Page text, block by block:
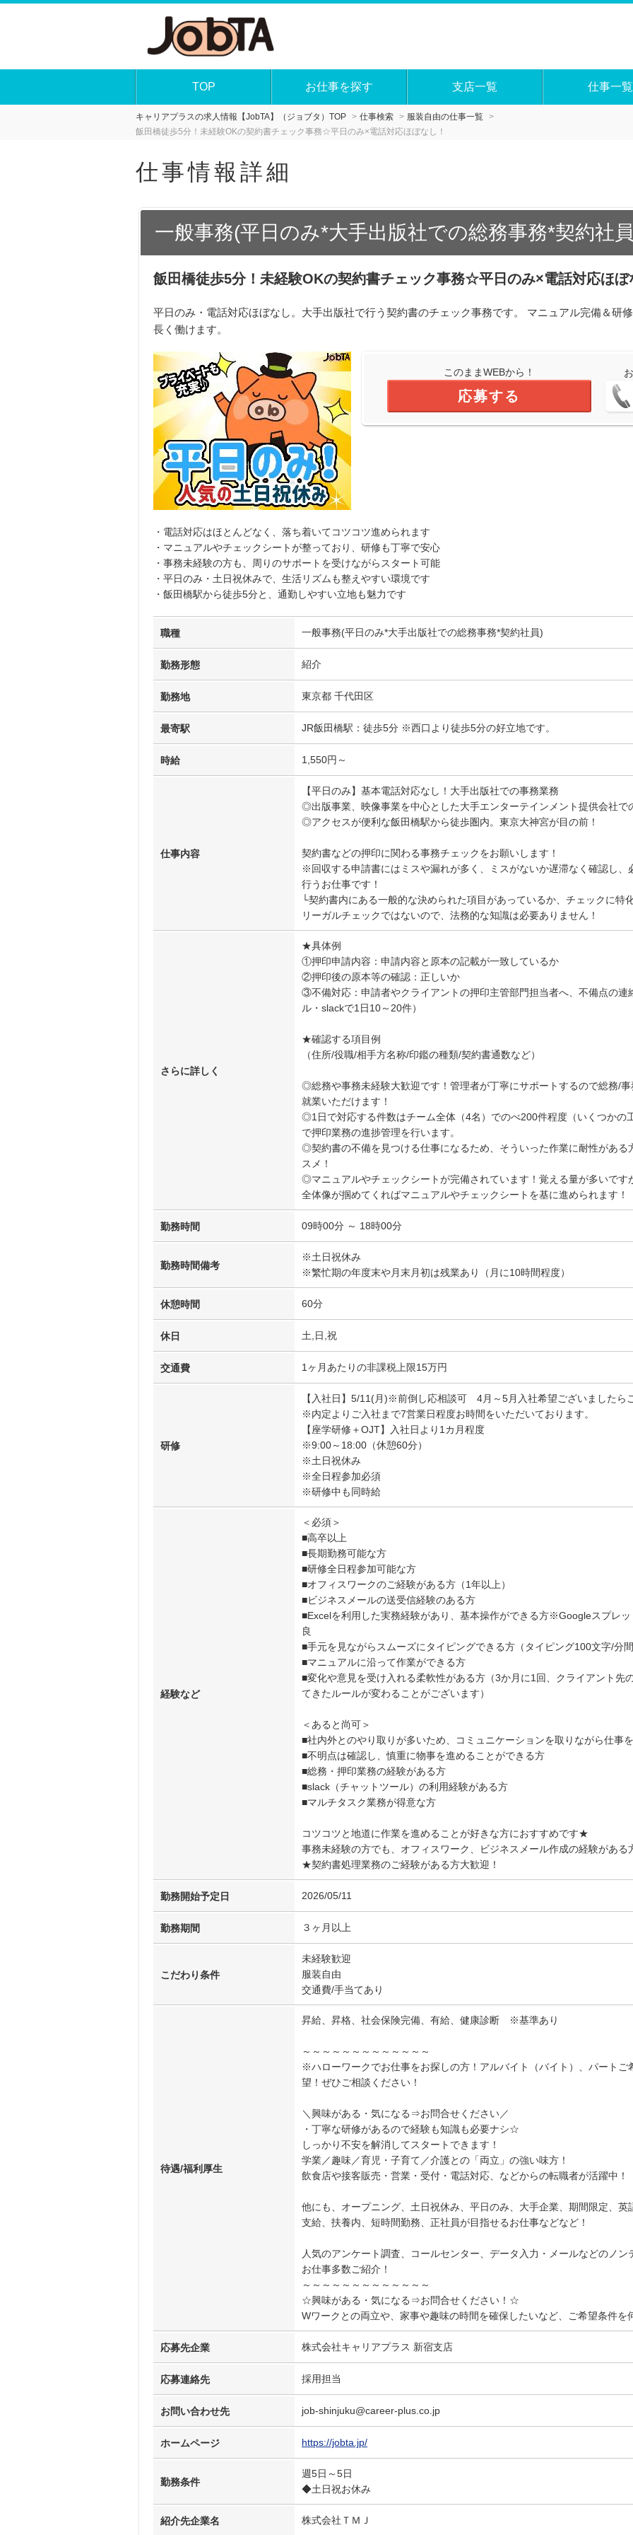
TOP お仕事を探す 支店一覧 仕事一覧
キャリアプラスの求人情報【JobTA】（ジョブタ）TOP 仕事検索
服装自由の仕事一覧
飯田橋徒歩5分！未経験OKの契約書チェック事務☆平日のみ×電話対応ほぼなし！
仕事情報詳細
一般事務(平日のみ*大手出版社での総務事務*契約社
飯田橋徒歩5分！未経験OKの契約書チェック事務☆平日のみ×電話対応ほぼ
平日のみ・電話対応ほぼなし。大手出版社で行う契約書のチェック事務です。 マニュアル完備＆研
長く働けます。
このままWEBから！
応募する
・電話対応はほとんどなく、落ち着いてコツコツ進められます
・マニュアルやチェックシートが整っており、研修も丁寧で安心
・事務未経験の方も、周りのサポートを受けながらスタート可能
・平日のみ・土日祝休みで、生活リズムも整えやすい環境です
・飯田橋駅から徒歩5分と、通勤しやすい立地も魅力です
職種 一般事務(平日のみ*大手出版社での総務事務*契約社員)
勤務形態 紹介
勤務地 東京都 千代田区
最寄駅 JR飯田橋駅：徒歩5分 ※西口より徒歩5分の好立地です。
時給 1,550円～
仕事内容
【平日のみ】基本電話対応なし！大手出版社での事務業務
◎出版事業、映像事業を中心とした大手エンターテインメント提供会社で
◎アクセスが便利な飯田橋駅から徒歩圏内。東京大神宮が目の前！
契約書などの押印に関わる事務チェックをお願いします！
※回収する申請書にはミスや漏れが多く、ミスがないか遅滞なく確認し、
行うお仕事です！
└契約書内にある一般的な決められた項目があっているか、チェックに特
リーガルチェックではないので、法務的な知識は必要ありません！
さらに詳しく
★具体例
①押印申請内容：申請内容と原本の記載が一致しているか
②押印後の原本等の確認：正しいか
③不備対応：申請者やクライアントの押印主管部門担当者へ、不備点の連
ル・slackで1日10～20件）
★確認する項目例
（住所/役職/相手方名称/印鑑の種類/契約書通数など）
◎総務や事務未経験大歓迎です！管理者が丁寧にサポートするので総務/
就業いただけます！
◎1日で対応する件数はチーム全体（4名）でのべ200件程度（いくつかの
で押印業務の進捗管理を行います。
◎契約書の不備を見つける仕事になるため、そういった作業に耐性がある
スメ！
◎マニュアルやチェックシートが完備されています！覚える量が多いです
全体像が掴めてくればマニュアルやチェックシートを基に進められます！
勤務時間 09時00分 ～ 18時00分
勤務時間備考
※土日祝休み
※繁忙期の年度末や月末月初は残業あり（月に10時間程度）
休憩時間 60分
休日 土,日,祝
交通費 1ヶ月あたりの非課税上限15万円
研修
【入社日】5/11(月)※前倒し応相談可 4月～5月入社希望ございましたら
※内定よりご入社まで7営業日程度お時間をいただいております。
【座学研修＋OJT】入社日より1カ月程度
※9:00～18:00（休憩60分）
※土日祝休み
※全日程参加必須
※研修中も同時給
経験など
＜必須＞
■高卒以上
■長期勤務可能な方
■研修全日程参加可能な方
■オフィスワークのご経験がある方（1年以上）
■ビジネスメールの送受信経験のある方
■Excelを利用した実務経験があり、基本操作ができる方※Googleスプレ
良
■手元を見ながらスムーズにタイピングできる方（タイピング100文字/分間
■マニュアルに沿って作業ができる方
■変化や意見を受け入れる柔軟性がある方（3か月に1回、クライアント先
てきたルールが変わることがございます）
＜あると尚可＞
■社内外とのやり取りが多いため、コミュニケーションを取りながら仕事
■不明点は確認し、慎重に物事を進めることができる方
■総務・押印業務の経験がある方
■slack（チャットツール）の利用経験がある方
■マルチタスク業務が得意な方
コツコツと地道に作業を進めることが好きな方におすすめです★
事務未経験の方でも、オフィスワーク、ビジネスメール作成の経験がある
★契約書処理業務のご経験がある方大歓迎！
勤務開始予定日 2026/05/11
勤務期間 ３ヶ月以上
こだわり条件
未経験歓迎
服装自由
交通費/手当てあり
待遇/福利厚生
昇給、昇格、社会保険完備、有給、健康診断 ※基準あり
～～～～～～～～～～～～～
※ハローワークでお仕事をお探しの方！アルバイト（バイト）、パートご
望！ぜひご相談ください！
＼興味がある・気になる⇒お問合せください／
・丁寧な研修があるので経験も知識も必要ナシ☆
しっかり不安を解消してスタートできます！
学業／趣味／育児・子育て／介護との「両立」の強い味方！
飲食店や接客販売・営業・受付・電話対応、などからの転職者が活躍中！
他にも、オープニング、土日祝休み、平日のみ、大手企業、期間限定、
支給、扶養内、短時間勤務、正社員が目指せるお仕事などなど！
人気のアンケート調査、コールセンター、データ入力・メールなどのノ
お仕事多数ご紹介！
～～～～～～～～～～～～～
☆興味がある・気になる⇒お問合せください！☆
Wワークとの両立や、家事や趣味の時間を確保したいなど、ご希望条件を
応募先企業 株式会社キャリアプラス 新宿支店
応募連絡先 採用担当
お問い合わせ先 job-shinjuku@career-plus.co.jp
ホームページ https://jobta.jp/
勤務条件
週5日～5日
◆土日祝お休み
紹介先企業名 株式会社ＴＭＪ